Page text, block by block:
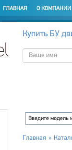
ГЛАВНАЯ О КОМПАНИИ
Купить БУ
Главная